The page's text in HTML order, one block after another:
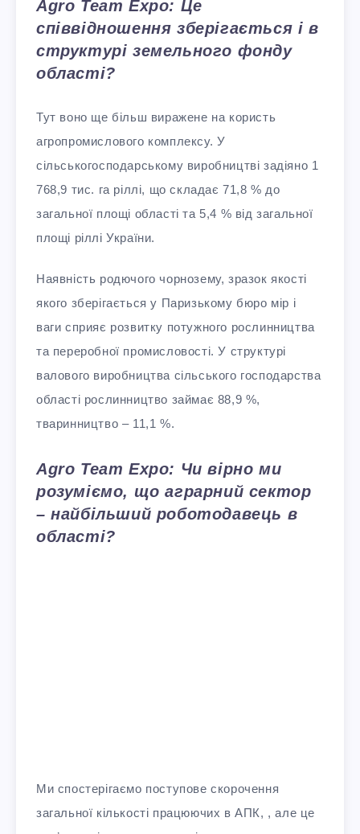
Agro Team Expo: Це
співвідношення зберігається і в
структурі земельного фонду
області?
Тут воно ще більш виражене на користь
агропромислового комплексу. У
сільськогосподарському виробництві задіяно 1
768,9 тис. га ріллі, що складає 71,8 % до
загальної площі області та 5,4 % від загальної
площі ріллі України.
Наявність родючого чорнозему, зразок якості
якого зберігається у Паризькому бюро мір і
ваги сприяє розвитку потужного рослинництва
та переробної промисловості. У структурі
валового виробництва сільського господарства
області рослинництво займає 88,9 %,
тваринництво – 11,1 %.
Agro Team Expo: Чи вірно ми
розуміємо, що аграрний сектор
– найбільший роботодавець в
області?
Ми спостерігаємо поступове скорочення
загальної кількості працюючих в АПК, , але це